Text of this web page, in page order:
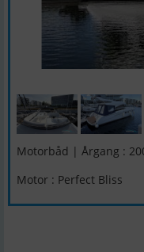
Motorbåd | Årgang :
Motor : Perfect Bliss